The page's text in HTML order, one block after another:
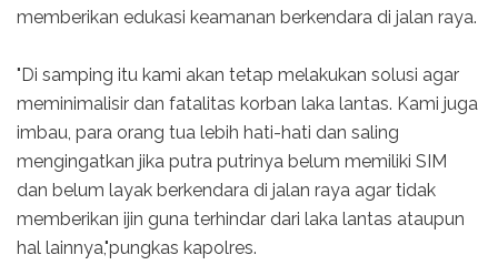
memberikan edukasi keamanan berkendara di jalan raya.
"Di samping itu kami akan tetap melakukan solusi agar
meminimalisir dan fatalitas korban laka lantas. Kami juga
imbau, para orang tua lebih hati-hati dan saling
mengingatkan jika putra putrinya belum memiliki SIM
dan belum layak berkendara di jalan raya agar tidak
memberikan ijin guna terhindar dari laka lantas ataupun
hal lainnya,"pungkas kapolres.